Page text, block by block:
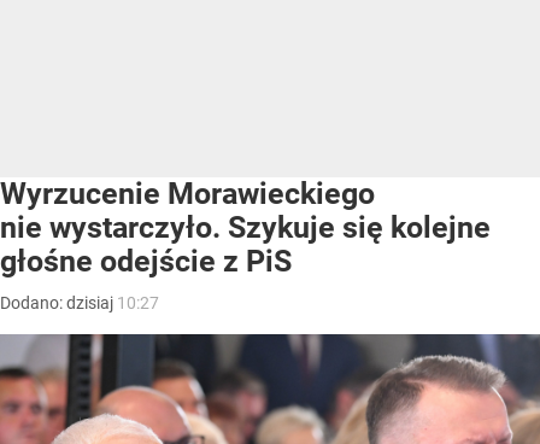
Wyrzucenie Morawieckiego
nie wystarczyło. Szykuje się kolejne
głośne odejście z PiS
Dodano:dzisiaj 10:27